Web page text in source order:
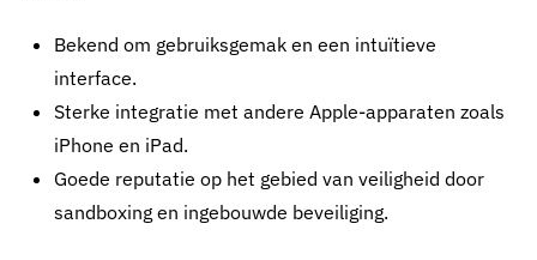
Bekend om gebruiksgemak en een intuïtieve
interface.
Sterke integratie met andere Apple-apparaten zoals
iPhone en iPad.
Goede reputatie op het gebied van veiligheid door
sandboxing en ingebouwde beveiliging.